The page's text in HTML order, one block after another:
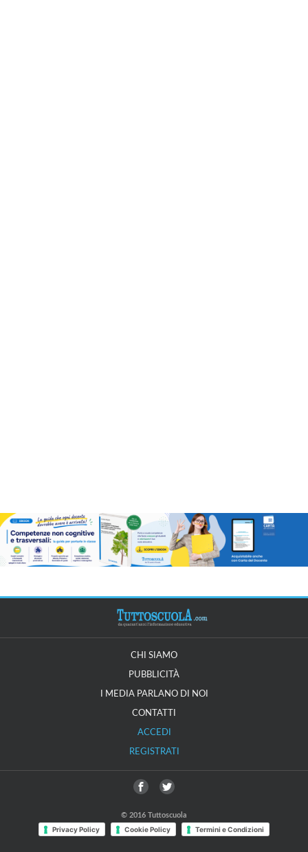
CHI SIAMO
PUBBLICITÀ
I MEDIA PARLANO DI NOI
CONTATTI
ACCEDI
REGISTRATI
© 2016 Tuttoscuola
Privacy Policy Cookie Policy Termini e Condizioni